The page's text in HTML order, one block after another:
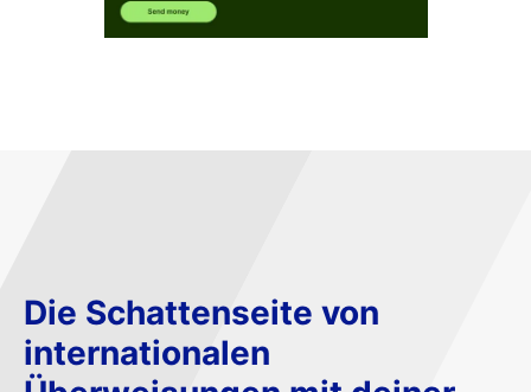
Die Schattenseite von
internationalen